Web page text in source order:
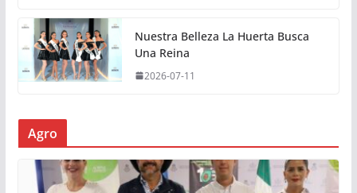
Nuestra Belleza La Huerta Busca
Una Reina
2026-07-11
Agro